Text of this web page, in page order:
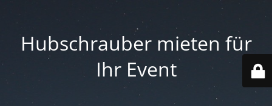
Hubschrauber mieten für
Ihr Event